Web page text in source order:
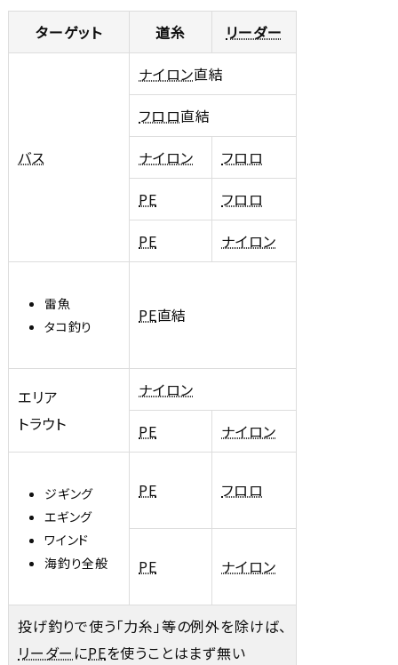
ターゲット 道糸 リーダー
バス
ナイロン直結
フロロ直結
ナイロン
フロロ
PE
フロロ
PE
ナイロン
雷魚
タコ釣り
PE直結
エリア
トラウト
ナイロン
PE
ナイロン
ジギング
エギング
ワインド
海釣り全般
PE フロロ
PE ナイロン
投げ釣りで使う「力糸」等の例外を除けば、
リーダー にPEを使うことはまず無い